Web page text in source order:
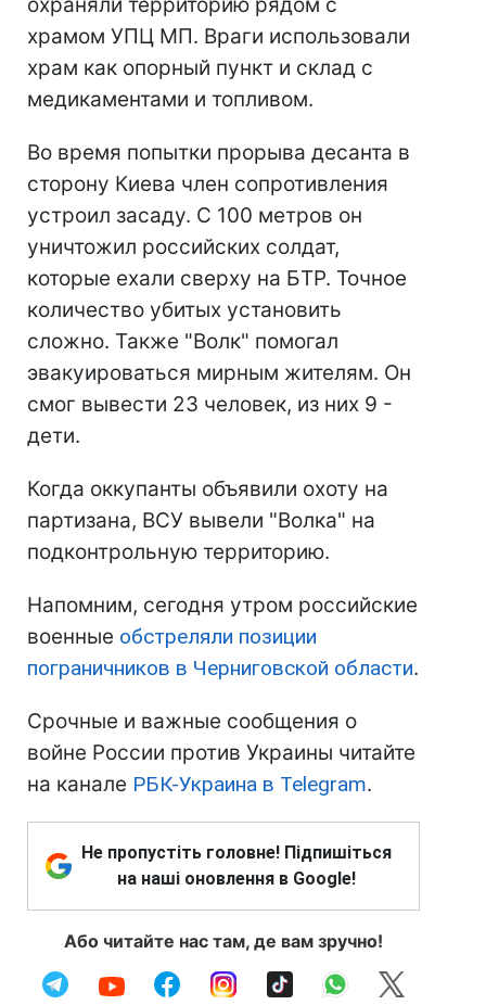
охраняли территорию рядом с
храмом УПЦ МП. Враги использовали
храм как опорный пункт и склад с
медикаментами и топливом.
Во время попытки прорыва десанта в
сторону Киева член сопротивления
устроил засаду. С 100 метров он
уничтожил российских солдат,
которые ехали сверху на БТР. Точное
количество убитых установить
сложно. Также "Волк" помогал
эвакуироваться мирным жителям. Он
смог вывести 23 человек, из них 9 -
дети.
Когда оккупанты объявили охоту на
партизана, ВСУ вывели "Волка" на
подконтрольную территорию.
Напомним, сегодня утром российские
военные обстреляли позиции
пограничников в Черниговской области.
Срочные и важные сообщения о
войне России против Украины читайте
на канале РБК-Украина в Telegram.
Не пропустіть головне! Підпишіться
на наші оновлення в Google!
Або читайте нас там, де вам зручно!